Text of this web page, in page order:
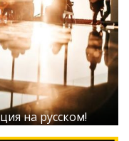
на русском!